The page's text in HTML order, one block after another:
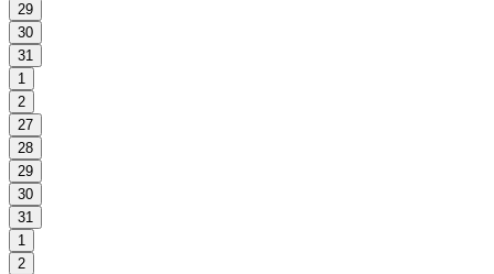
29
30
31
1
2
27
28
29
30
31
1
2